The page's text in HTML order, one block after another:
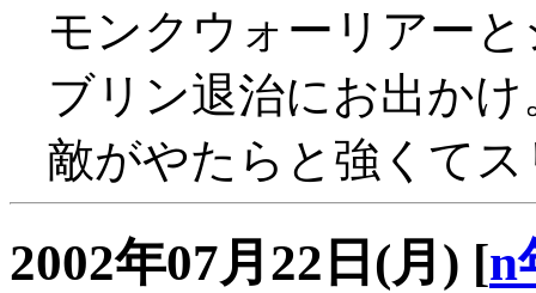
モンクウォーリアー
ブリン退治にお出かけ
敵がやたらと強くて
2002年07月22日(月) [n